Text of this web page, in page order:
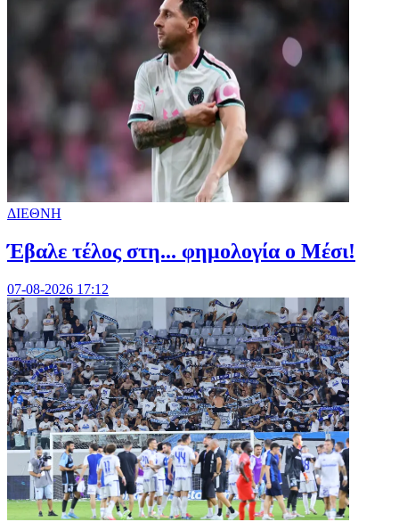
ΔΙΕΘΝΗ
Έβαλε τέλος στη... φημολογία o Μέσι!
07-08-2026 17:12